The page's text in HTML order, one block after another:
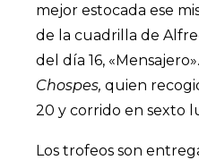
mejor estocada ese
de la cuadrilla de
del día 16,
Chospes,quien
20 y corrido en sexto
Los trofeos son